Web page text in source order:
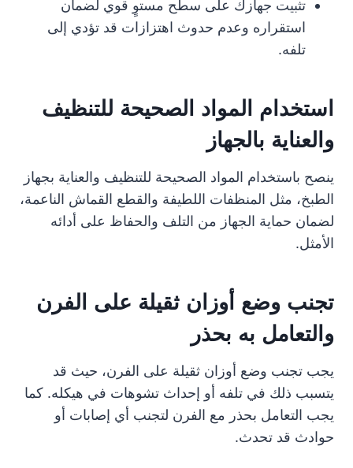
تثبيت جهازك على سطح مستوٍ قوي لضمان
استقراره وعدم حدوث اهتزازات قد تؤدي إلى
تلفه.
استخدام المواد الصحيحة للتنظيف
والعناية بالجهاز
ينصح باستخدام المواد الصحيحة للتنظيف والعناية بجهاز
الطبخ، مثل المنظفات اللطيفة والقطع القماش الناعمة،
لضمان حماية الجهاز من التلف والحفاظ على أدائه
الأمثل.
تجنب وضع أوزان ثقيلة على الفرن
والتعامل به بحذر
يجب تجنب وضع أوزان ثقيلة على الفرن، حيث قد
يتسبب ذلك في تلفه أو إحداث تشوهات في هيكله. كما
يجب التعامل بحذر مع الفرن لتجنب أي إصابات أو
حوادث قد تحدث.